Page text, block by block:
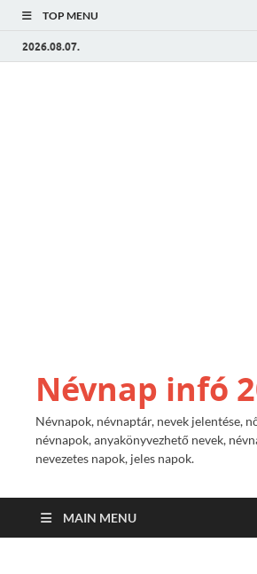
TOP MENU
2026.08.07.
Névnap infó
Névnapok, névnaptár, nevek jelentése,
névnapok, anyakönyvezhető nevek,
nevezetes napok, jeles napok.
MAIN MENU